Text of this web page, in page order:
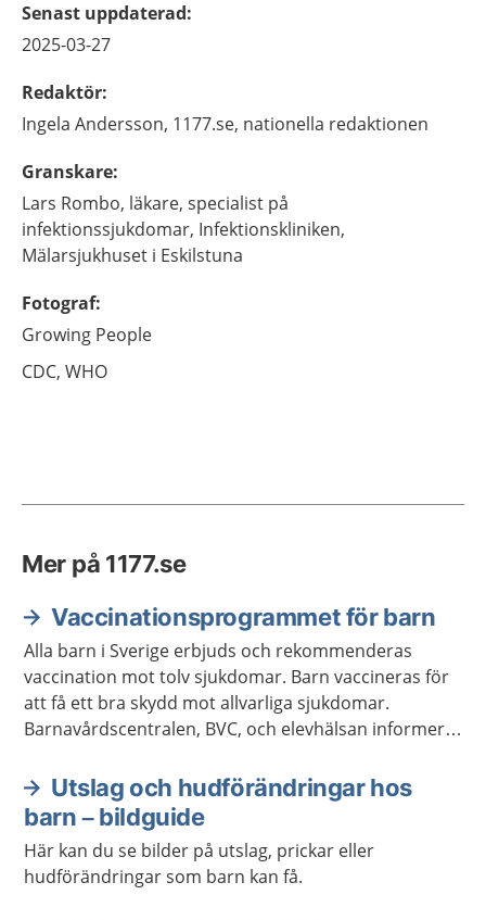
Senast uppdaterad:
2025-03-27
Redaktör:
Ingela Andersson, 1177.se, nationella redaktionen
Granskare:
Lars Rombo, läkare, specialist på
infektionssjukdomar, Infektionskliniken,
Mälarsjukhuset i Eskilstuna
Fotograf:
Growing People
CDC, WHO
Mer på 1177.se
Vaccinationsprogrammet för barn
Alla barn i Sverige erbjuds och rekommenderas
vaccination mot tolv sjukdomar. Barn vaccineras för
att få ett bra skydd mot allvarliga sjukdomar.
Barnavårdscentralen, BVC, och elevhälsan informerar
Utslag och hudförändringar hos
barn – bildguide
Här kan du se bilder på utslag, prickar eller
hudförändringar som barn kan få.